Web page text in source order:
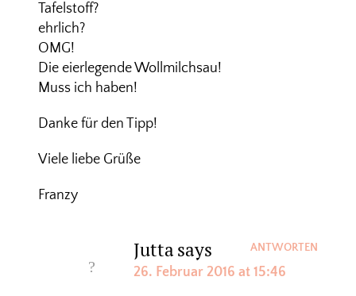
Tafelstoff?
ehrlich?
OMG!
Die eierlegende Wollmilchsau!
Muss ich haben!
Danke für den Tipp!
Viele liebe Grüße
Franzy
Juttasays
26. Februar 2016 at 15:46
ANTWORTEN